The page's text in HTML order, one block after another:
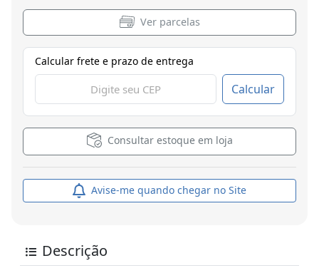
Ver parcelas
Calcular frete e prazo de entrega
Calcular
Consultar estoque em loja
Avise-me quando chegar no Site
Descrição